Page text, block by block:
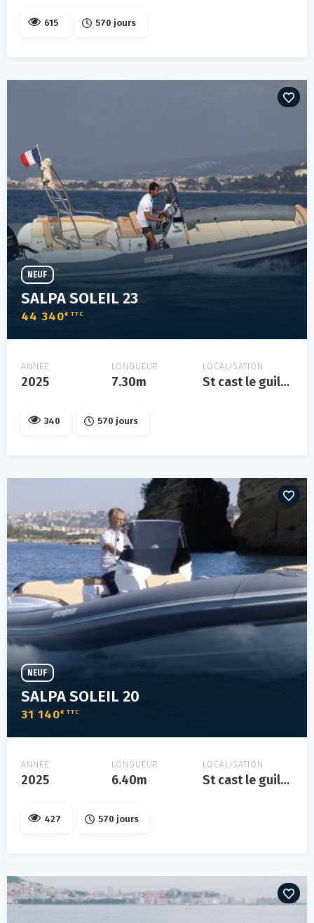
615 570 jours
SALPA SOLEIL 23
44 340€ TTC
NEUF
ANNÉE
2025
LONGUEUR
7.30m
LOCALISATION
St cast le guildo
340 570 jours
SALPA SOLEIL 20
31 140€ TTC
NEUF
ANNÉE
2025
LONGUEUR
6.40m
LOCALISATION
St cast le guildo
427 570 jours